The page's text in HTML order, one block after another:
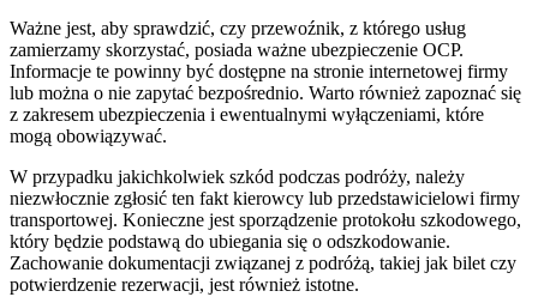
Ważne jest, aby sprawdzić, czy przewoźnik, z którego usług
zamierzamy skorzystać, posiada ważne ubezpieczenie OCP.
Informacje te powinny być dostępne na stronie internetowej firmy
lub można o nie zapytać bezpośrednio. Warto również zapoznać się
z zakresem ubezpieczenia i ewentualnymi wyłączeniami, które
mogą obowiązywać.
W przypadku jakichkolwiek szkód podczas podróży, należy
niezwłocznie zgłosić ten fakt kierowcy lub przedstawicielowi firmy
transportowej. Konieczne jest sporządzenie protokołu szkodowego,
który będzie podstawą do ubiegania się o odszkodowanie.
Zachowanie dokumentacji związanej z podróżą, takiej jak bilet czy
potwierdzenie rezerwacji, jest również istotne.